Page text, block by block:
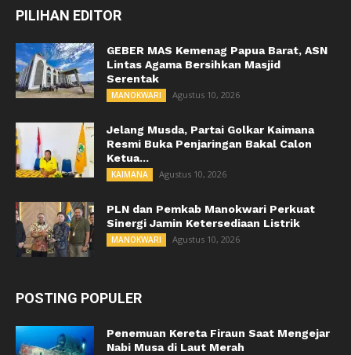
PILIHAN EDITOR
GEBER MAS Kemenag Papua Barat, ASN
Lintas Agama Bersihkan Masjid
Serentak
MANOKWARI Agustus 10, 2026
Jelang Musda, Partai Golkar Kaimana
Resmi Buka Penjaringan Bakal Calon
Ketua...
KAIMANA Agustus 10, 2026
PLN dan Pemkab Manokwari Perkuat
Sinergi Jamin Ketersediaan Listrik
MANOKWARI Agustus 10, 2026
POSTING POPULER
Penemuan Kereta Firaun Saat Mengejar
Nabi Musa di Laut Merah